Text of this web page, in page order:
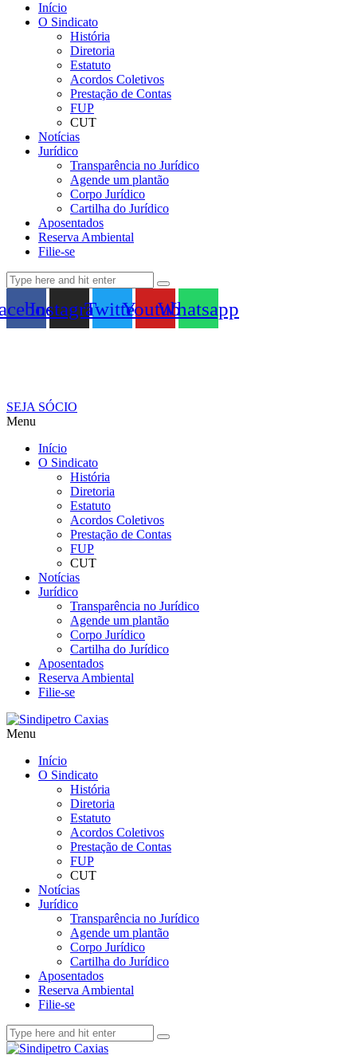
Início
O Sindicato
História
Diretoria
Estatuto
Acordos Coletivos
Prestação de Contas
FUP
CUT
Notícias
Jurídico
Transparência no Jurídico
Agende um plantão
Corpo Jurídico
Cartilha do Jurídico
Aposentados
Reserva Ambiental
Filie-se
InstagramTwitterYoutubeWhatsapp
SEJA SÓCIO
Menu
Início
O Sindicato
História
Diretoria
Estatuto
Acordos Coletivos
Prestação de Contas
FUP
CUT
Notícias
Jurídico
Transparência no Jurídico
Agende um plantão
Corpo Jurídico
Cartilha do Jurídico
Aposentados
Reserva Ambiental
Filie-se
Menu
Início
O Sindicato
História
Diretoria
Estatuto
Acordos Coletivos
Prestação de Contas
FUP
CUT
Notícias
Jurídico
Transparência no Jurídico
Agende um plantão
Corpo Jurídico
Cartilha do Jurídico
Aposentados
Reserva Ambiental
Filie-se